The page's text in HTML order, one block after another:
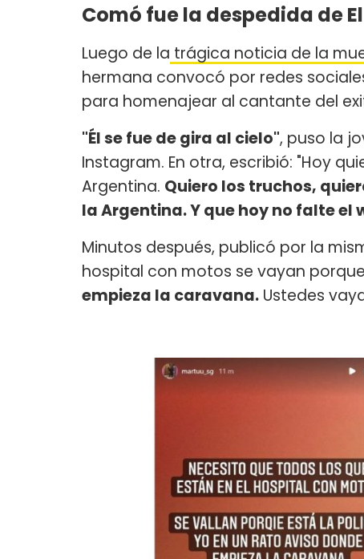
Comó fue la despedida de
Luego de la trágica noticia de la
hermana convocó por redes
para homenajear al cantante del
"Él se fue de gira al cielo", puso la
Instagram. En otra, escribió: "Hoy
Argentina. Quiero los truchos,
la Argentina. Y que hoy no falte el
Minutos después, publicó por la
hospital con motos se vayan
empieza la caravana. Ustedes